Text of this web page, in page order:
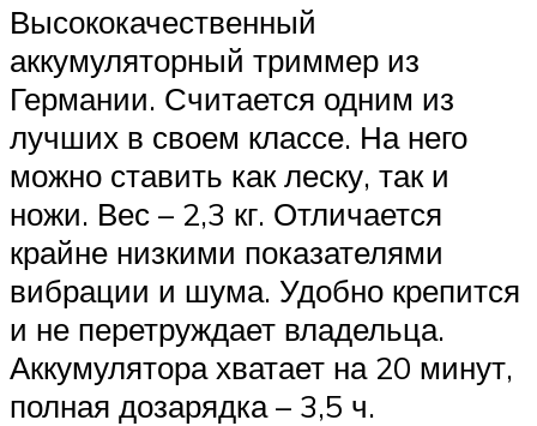
Высококачественный
аккумуляторный триммер из
Германии. Считается одним из
лучших в своем классе. На него
можно ставить как леску, так и
ножи. Вес – 2,3 кг. Отличается
крайне низкими показателями
вибрации и шума. Удобно крепится
и не перетруждает владельца.
Аккумулятора хватает на 20 минут,
полная дозарядка – 3,5 ч.